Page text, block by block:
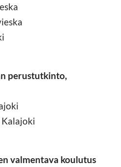
perustutkinto,
valmentava koulutus